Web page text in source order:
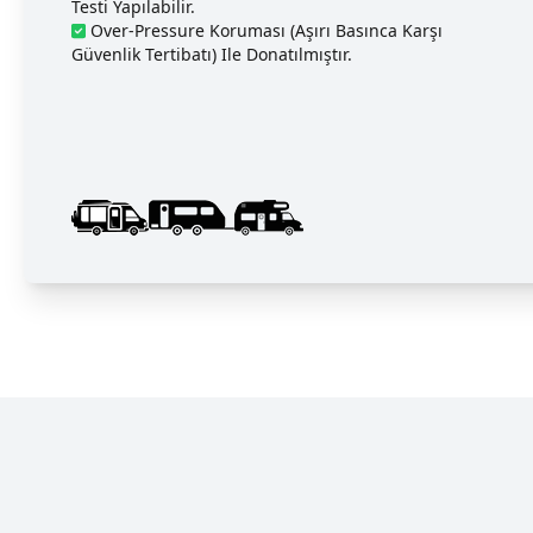
Testi Yapılabilir.
Over-Pressure Koruması (aşırı Basınca Karşı
Güvenlik Tertibatı) Ile Donatılmıştır.